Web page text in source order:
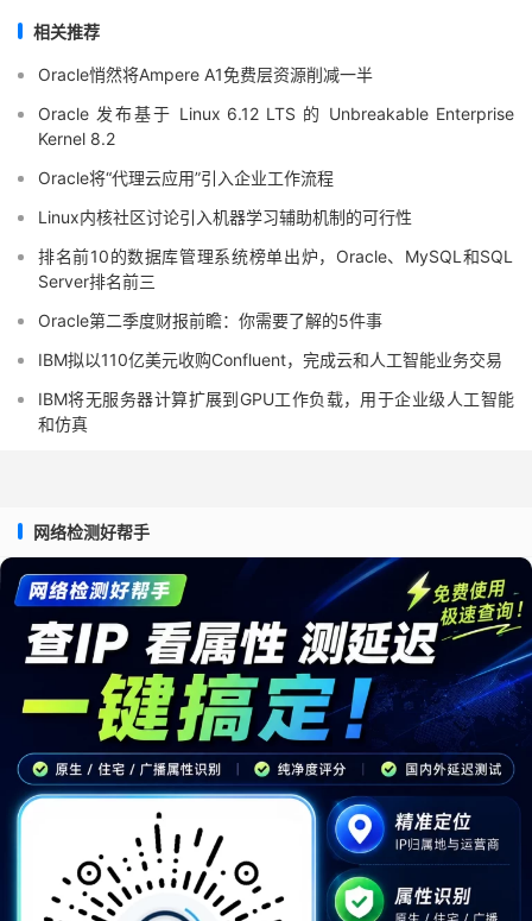
相关推荐
Oracle悄然将Ampere A1免费层资源削减一半
Oracle 发布基于 Linux 6.12 LTS 的 Unbreakable Enterprise
Kernel 8.2
Oracle将“代理云应用”引入企业工作流程
Linux内核社区讨论引入机器学习辅助机制的可行性
排名前10的数据库管理系统榜单出炉，Oracle、MySQL和SQL
Server排名前三
Oracle第二季度财报前瞻：你需要了解的5件事
IBM拟以110亿美元收购Confluent，完成云和人工智能业务交易
IBM将无服务器计算扩展到GPU工作负载，用于企业级人工智能
和仿真
网络检测好帮手